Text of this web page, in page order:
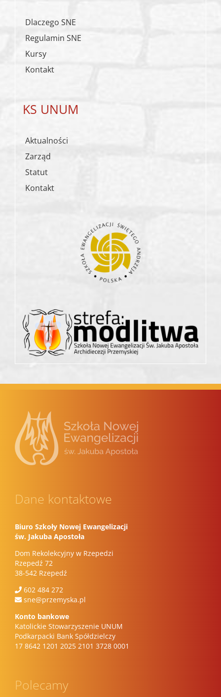
Dlaczego SNE
Regulamin SNE
Kursy
Kontakt
KS UNUM
Aktualności
Zarząd
Statut
Kontakt
Dane kontaktowe
Biuro Szkoły Nowej Ewangelizacji
św. Jakuba Apostoła
Dom Rekolekcyjny w Rzepedzi
Rzepedź 72
38-542 Rzepedź
602 484 272
sne@przemyska.pl
Konto bankowe
Katolickie Stowarzyszenie UNUM
Podkarpacki Bank Spółdzielczy
17 8642 1201 2025 2101 3728 0001
Polecamy